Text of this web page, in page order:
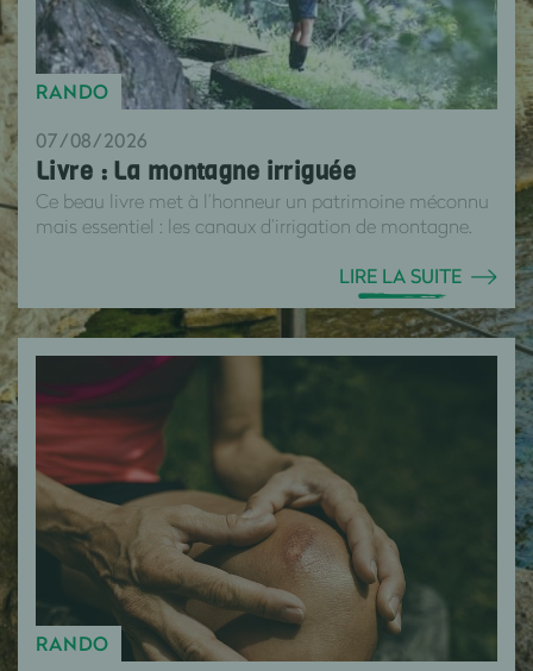
RANDO
07/08/2026
Livre : La montagne irriguée
Ce beau livre met à l’honneur un patrimoine méconnu
mais essentiel : les canaux d’irrigation de montagne.
LIRE LA SUITE
RANDO